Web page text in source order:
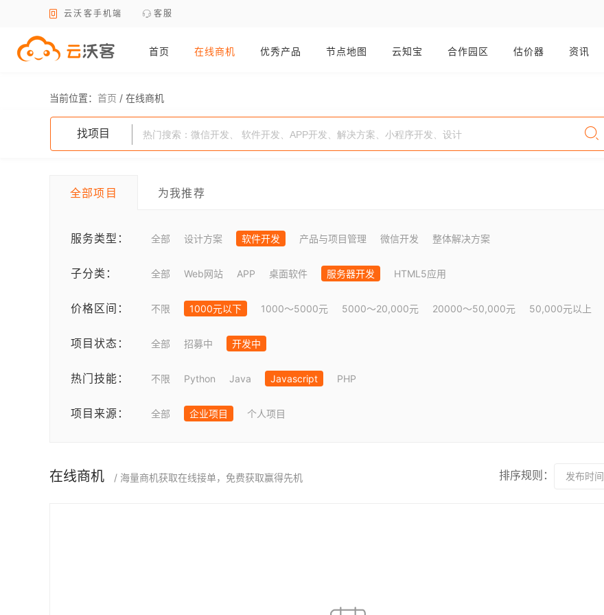
云沃客手机端 客服
首页 在线商机 优秀产品 节点地图 云知宝 合作园区 估价器 资讯
当前位置： 首页 / 在线商机
找项目
全部项目 为我推荐
服务类型： 全部 设计方案 软件开发 产品与项目管理 微信开发 整体解决方案
子分类： 全部 Web网站 APP 桌面软件 服务器开发 HTML5应用
价格区间： 不限 1000元以下 1000～5000元 5000～20,000元 20000～50,000元 50,000元以上
项目状态： 全部 招募中 开发中
热门技能： 不限 Python Java Javascript PHP
项目来源： 全部 企业项目 个人项目
在线商机 / 海量商机获取在线接单，免费获取赢得先机 排序规则： 发布时间